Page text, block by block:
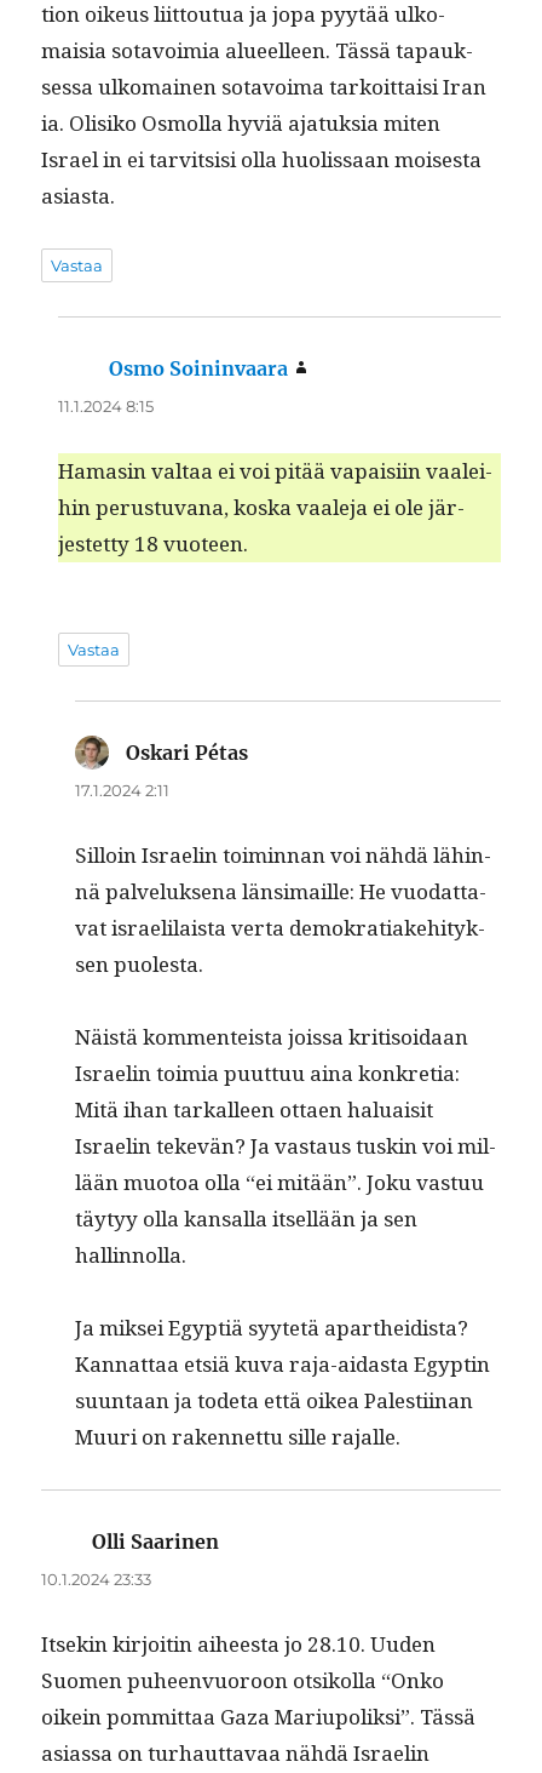
tion oikeus liit­toutua ja jopa pyytää ulko­
maisia sotavoimia alueelleen. Tässä tapauk­
ses­sa ulko­mainen sotavoima tarkoit­taisi Iran
ia. Olisiko Osmol­la hyviä ajatuk­sia miten
Israel in ei tarvit­sisi olla huolis­saan moi­ses­ta
asiasta.
Vastaa
Osmo Soininvaara
11.1.2024 8:15
Hamasin val­taa ei voi pitää vapaisi­in vaalei­
hin perus­tu­vana, kos­ka vaale­ja ei ole jär­
jestet­ty 18 vuoteen.
Vastaa
Oskari Pétas
17.1.2024 2:11
Sil­loin Israelin toimin­nan voi nähdä lähin­
nä palveluk­se­na län­si­maille: He vuo­dat­ta­
vat israelilaista ver­ta demokra­ti­ake­hi­tyk­
sen puolesta.
Näistä kom­menteista jois­sa kri­ti­soidaan
Israelin toimia puut­tuu aina konkre­tia:
Mitä ihan tarkalleen ottaen halu­aisit
Israelin tekevän? Ja vas­taus tuskin voi mil­
lään muo­toa olla “ei mitään”. Joku vas­tuu
täy­tyy olla kansal­la itsel­lään ja sen
hallinnolla.
Ja mik­sei Egyp­tiä syytetä aparthei­dista?
Kan­nat­taa etsiä kuva raja-aidas­ta Egyptin
suun­taan ja tode­ta että oikea Palesti­inan
Muuri on raken­net­tu sille rajalle.
Olli Saarinen
10.1.2024 23:33
Itsekin kir­joitin aiheesta jo 28.10. Uuden
Suomen puheen­vuoroon otsikol­la “Onko
oikein pom­mit­taa Gaza Mar­i­upo­lik­si”. Tässä
asi­as­sa on turhaut­tavaa nähdä Israelin